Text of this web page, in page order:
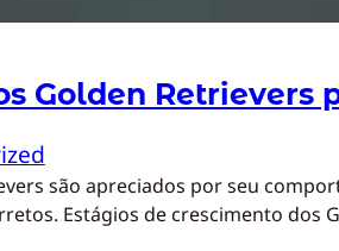
Golden Retrievers
são apreciados por seu
Estágios de crescimento dos